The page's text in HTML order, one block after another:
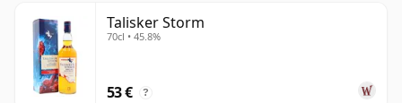
Talisker Storm
70cl • 45.8%
53 € ?